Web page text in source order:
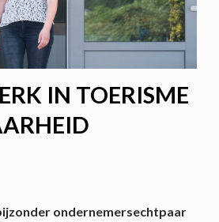
IN TOERISME
ondernemersechtpaar